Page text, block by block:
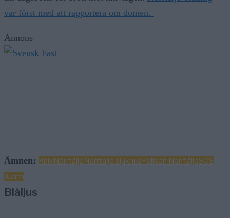
var först med att rapportera om domen.
Annons
Ämnen: KnivNorrtäljeNorrtälje sjukhusPolisen NorrtäljeSOS
Alarm
Blåljus